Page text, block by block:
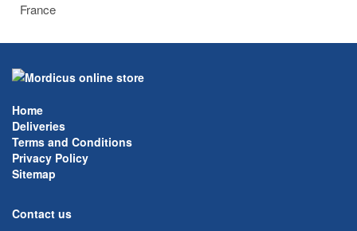
France
Home
Deliveries
Terms and Conditions
Privacy Policy
Sitemap
Contact us